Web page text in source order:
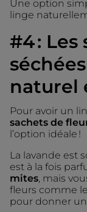
Une option
linge
#4 :
naturel
Pour avoir un
sachets de
l’option idéale !
La lavande est
est à la fois
mites , mais
fleurs comme
pour donner